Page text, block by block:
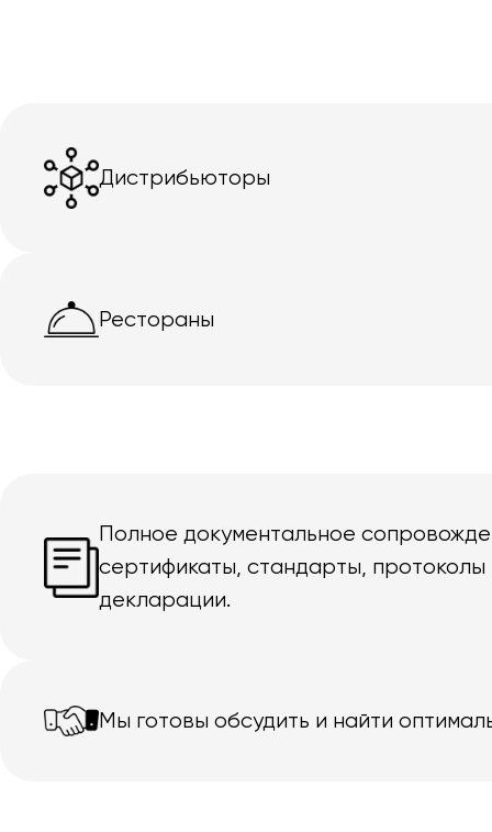
Дистрибьюторы
Рестораны
Полное документальное
сертификаты, стандарты, протоколы
декларации.
Мы готовы обсудить и найти